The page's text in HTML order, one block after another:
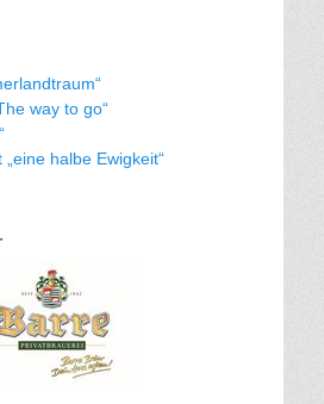
way to go“
halbe Ewigkeit“